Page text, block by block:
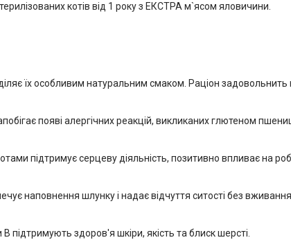
котів від 1 року з ЕКСТРА м`ясом яловичини.
їх особливим натуральним смаком. Раціон задовольнить
появі алергічних реакцій, викликаних глютеном
підтримує серцеву діяльність, позитивно впливає на
наповнення шлунку і надає відчуття ситості без
підтримують здоров'я шкіри, якість та блиск шерсті.